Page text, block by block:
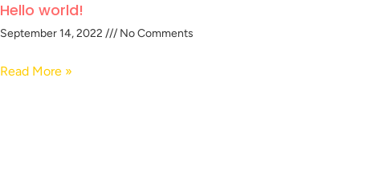
Hello world!
September 14, 2022 No Comments
Read More »